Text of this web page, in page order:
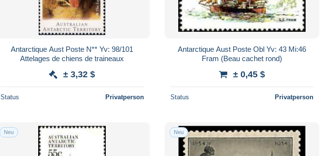
Antarctique Aust Poste N** Yv: 98/101
Attelages de chiens de traineaux
± 3,32 $
Status Privatperson
Antarctique Aust Poste Obl Yv: 43 Mi:46
Fram (Beau cachet rond)
± 0,45 $
Status Privatperson
Neu Neu